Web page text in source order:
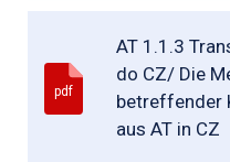
pdf
AT 1.1.3
do CZ/ Die
betreffender
aus AT in CZ